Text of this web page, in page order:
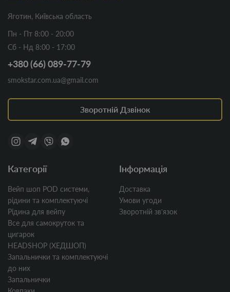
Яготин, Київська область
Пн - Пт 8:00 - 20:00
Сб - Нд 8:00 - 17:00
+380 (66) 089-77-79
smokstar.com.ua@gmail.com
Зворотній Дзвінок
Категорії
Вейп шоп POD системи,
рідини та комплектуючі
Рідина для вейпу
Все для самокруток та
цигарок
HEADSHOP (ХЕДШОП)
Запальнички та комплектуючі
до них
Запальнички
Інформація
Доставка
Умови угоди
Зворотній звʼязок